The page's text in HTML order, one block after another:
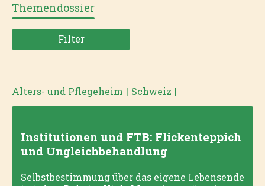
Themendossier
Filter
Alters- und Pflegeheim | Schweiz |
Institutionen und FTB: Flickenteppich
und Ungleichbehandlung
Selbstbestimmung über das eigene Lebensende